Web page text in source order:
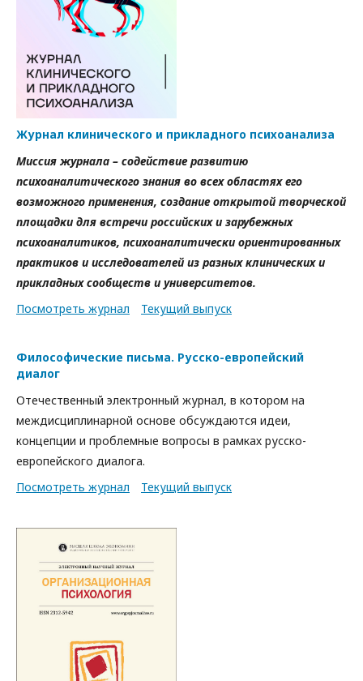
Журнал клинического и прикладного психоанализа
Миссия журнала – содействие развитию
психоаналитического знания во всех областях его
возможного применения, создание открытой творческой
площадки для встречи российских и зарубежных
психоаналитиков, психоаналитически ориентированных
практиков и исследователей из разных клинических и
прикладных сообществ и университетов.
Посмотреть журнал
Текущий выпуск
Философические письма. Русско-европейский
диалог
Отечественный электронный журнал, в котором на
междисциплинарной основе обсуждаются идеи,
концепции и проблемные вопросы в рамках русско-
европейского диалога.
Посмотреть журнал
Текущий выпуск